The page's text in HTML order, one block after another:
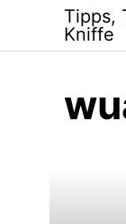
Tipps,
Kniffe